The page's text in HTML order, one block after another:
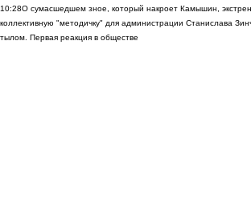
10:28О сумасшедшем зное, который накроет Камышин,
коллективную "методичку" для администрации Станислава
тылом. Первая реакция в обществе